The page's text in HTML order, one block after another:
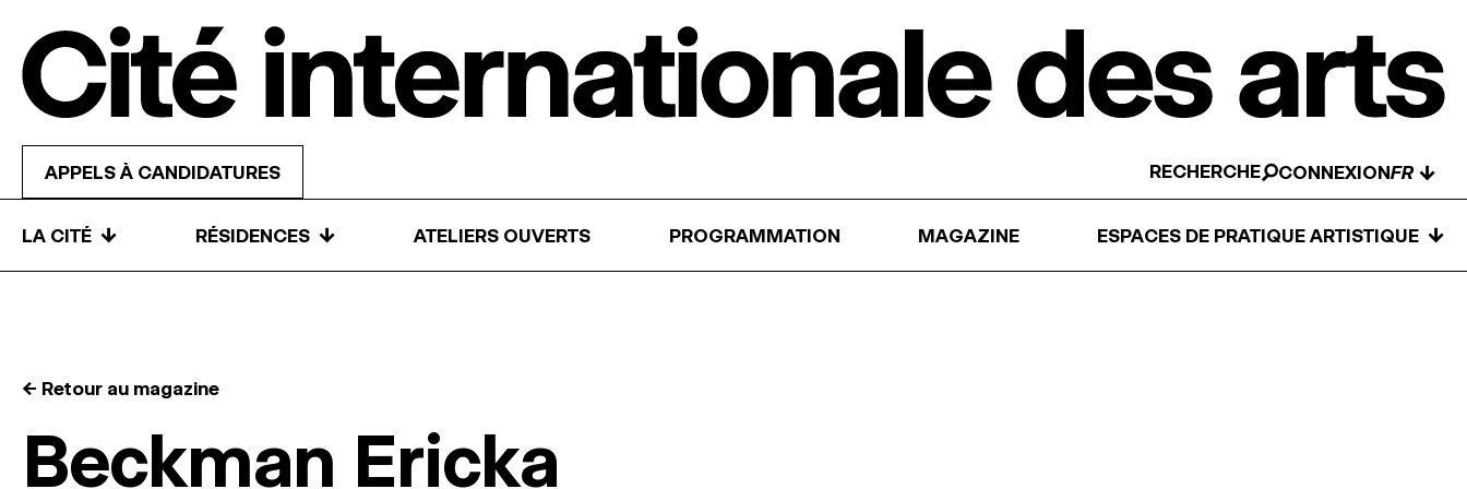
APPELS À CANDIDATURES RECHERCHE CONNEXION ↓
LA CITÉ ↓ RÉSIDENCES ↓ ATELIERS OUVERTS PROGRAMMATION MAGAZINE ESPACES DE PRATIQUE ARTISTIQUE ↓
← Retour au magazine
Beckman Ericka